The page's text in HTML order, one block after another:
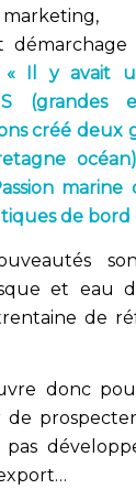
démarchage
« Il y avait
(grandes
créé deux
de bord
et eau
de
donc
de